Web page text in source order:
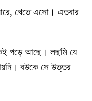
খেতে এসো। এতবার
পড়ে আছে। লছমি যে
বউকে সে উত্তর